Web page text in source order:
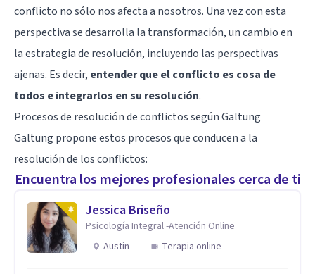
conflicto no sólo nos afecta a nosotros. Una vez con esta
perspectiva se desarrolla la transformación, un cambio en
la estrategia de resolución, incluyendo las perspectivas
ajenas. Es decir, entender que el conflicto es cosa de
todos e integrarlos en su resolución.
Procesos de resolución de conflictos según Galtung
Galtung propone estos procesos que conducen a la
resolución de los conflictos:
Encuentra los mejores profesionales cerca de ti
Jessica Briseño
Psicología Integral -Atención Online
Austin
Terapia online